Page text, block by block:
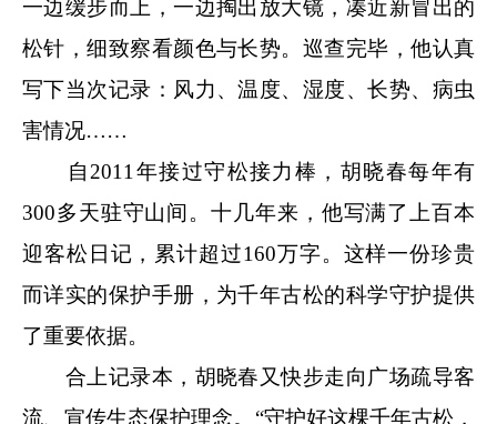
一边缓步而上，一边掏出放大镜，凑近新冒出的
松针，细致察看颜色与长势。巡查完毕，他认真
写下当次记录：风力、温度、湿度、长势、病虫
害情况……
自2011年接过守松接力棒，胡晓春每年有
300多天驻守山间。十几年来，他写满了上百本
迎客松日记，累计超过160万字。这样一份珍贵
而详实的保护手册，为千年古松的科学守护提供
了重要依据。
合上记录本，胡晓春又快步走向广场疏导客
流、宣传生态保护理念。“守护好这棵千年古松，